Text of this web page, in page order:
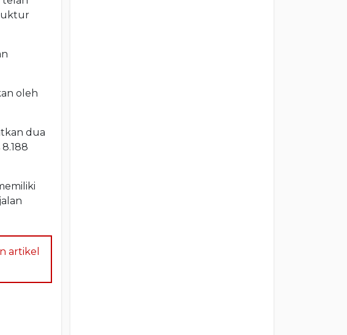
oleh
dua
artikel